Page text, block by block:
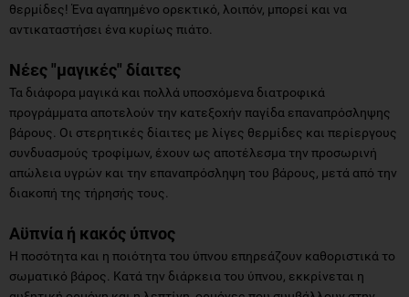
θερμίδες! Ένα αγαπημένο ορεκτικό, λοιπόν, μπορεί και να
αντικαταστήσει ένα κυρίως πιάτο.
Νέες "μαγικές" δίαιτες
Τα διάφορα μαγικά και πολλά υποσχόμενα διατροφικά
προγράμματα αποτελούν την κατεξοχήν παγίδα επαναπρόσληψης
βάρους. Οι στερητικές δίαιτες με λίγες θερμίδες και περίεργους
συνδυασμούς τροφίμων, έχουν ως αποτέλεσμα την προσωρινή
απώλεια υγρών και την επαναπρόσληψη του βάρους, μετά από την
διακοπή της τήρησής τους.
Αϋπνία ή κακός ύπνος
Η ποσότητα και η ποιότητα του ύπνου επηρεάζουν καθοριστικά το
σωματικό βάρος. Κατά την διάρκεια του ύπνου, εκκρίνεται η